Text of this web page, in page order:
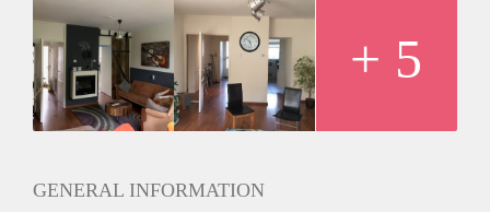
- Huurprijs € 850,- excl. g/w/e
- Waarborgsom € 850,-
- Gestoffeerd
- Minimale huurperiode 12 maanden.
Geïnteresseerd? Schrijf u in op www.verhuurpro.nl en stuur
een mail naar almelo@verhuurpro.nl.
informatie en dus geheel vrijblijvend. Aan eventuele
+ 5
GENERAL INFORMATION